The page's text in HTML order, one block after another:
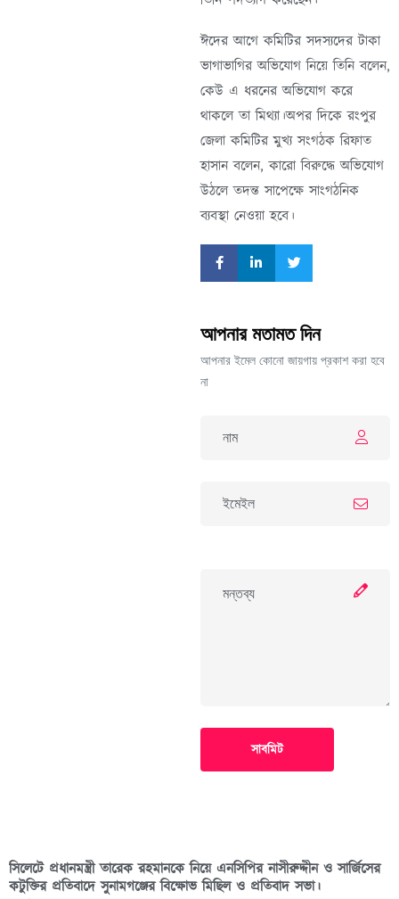
ঈদের আগে কমিটির সদস্যদের টাকা
ভাগাভাগির অভিযোগ নিয়ে তিনি বলেন,
কেউ এ ধরনের অভিযোগ করে
থাকলে তা মিথ্যা।অপর দিকে রংপুর
জেলা কমিটির মুখ্য সংগঠক রিফাত
হাসান বলেন, কারো বিরুদ্ধে অভিযোগ
উঠলে তদন্ত সাপেক্ষে সাংগঠনিক
ব্যবস্থা নেওয়া হবে।
আপনার মতামত দিন
আপনার ইমেল কোনো জায়গায় প্রকাশ করা হবে
না
সাবমিট
সিলেটে প্রধানমন্ত্রী তারেক রহমানকে নিয়ে এনসিপির নাসীরুদ্দীন ও সার্জিসের
কটুক্তির প্রতিবাদে সুনামগঞ্জের বিক্ষোভ মিছিল ও প্রতিবাদ সভা।